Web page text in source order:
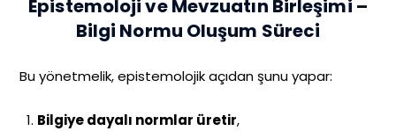
Epistemoloji ve Mevzuatın Birleşimi –
Bilgi Normu Oluşum Süreci
Bu yönetmelik, epistemolojik açıdan şunu yapar:
Bilgiye dayalı normlar üretir,